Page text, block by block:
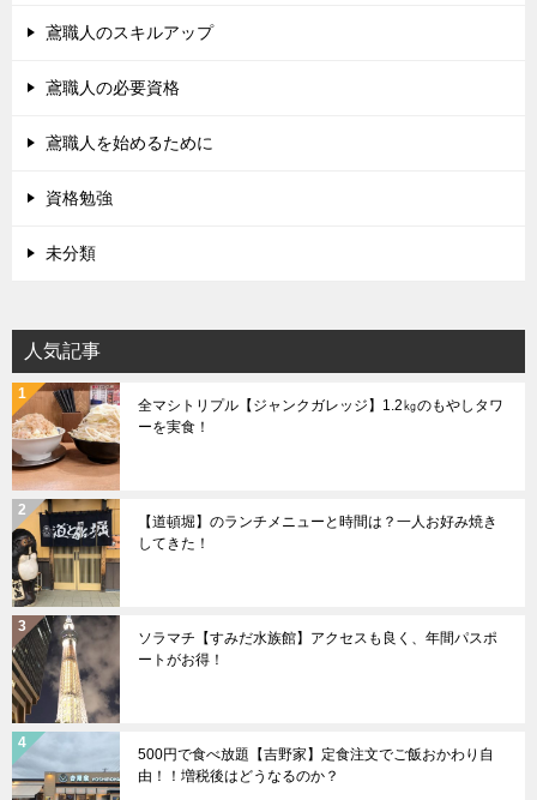
鳶職人のスキルアップ
鳶職人の必要資格
鳶職人を始めるために
資格勉強
未分類
人気記事
全マシトリプル【ジャンクガレッジ】1.2㎏のもやしタワ
ーを実食！
【道頓堀】のランチメニューと時間は？一人お好み焼き
してきた！
ソラマチ【すみだ水族館】アクセスも良く、年間パスポ
ートがお得！
500円で食べ放題【吉野家】定食注文でご飯おかわり自
由！！増税後はどうなるのか？